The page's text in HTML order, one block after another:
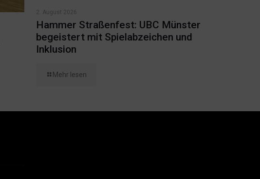
2. August 2026
Hammer Straßenfest: UBC Münster
begeistert mit Spielabzeichen und
Inklusion
Mehr lesen